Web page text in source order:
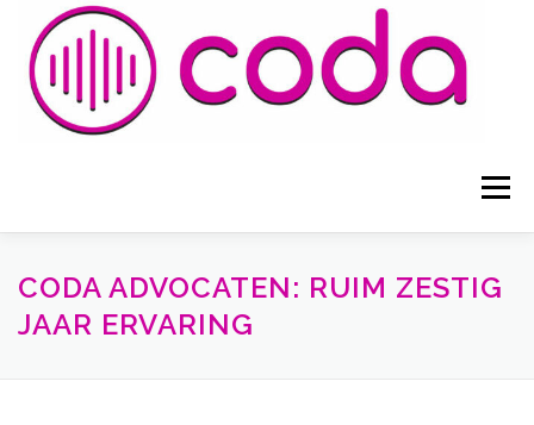
inhoud
springen
Menu
HOME ADVOCATEN BLOGS EN ARTIKELEN
CODA ADVOCATEN: RUIM ZESTIG
JAAR ERVARING